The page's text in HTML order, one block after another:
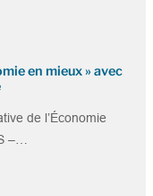
en mieux » avec
de l’Économie
–…